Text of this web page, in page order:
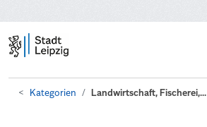
Kategorien Landwirtschaft, Fischerei,...